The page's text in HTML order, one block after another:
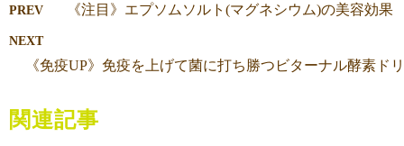
PREV 《注目》エプソムソルト(マグネシウム)の美容効果
NEXT
《免疫UP》免疫を上げて菌に打ち勝つビターナル酵素ド
関連記事